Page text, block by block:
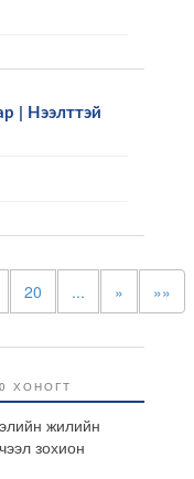
| Нээлттэй
20 ... » »»
ХОНОГТ
жилийн
зохион